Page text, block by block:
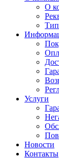
О
Услуги
Новости
Контакты